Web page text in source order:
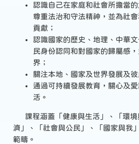
認識自己在家庭和社會所擔當
尊重法治和守法精神，並為社
貢獻；
認識國家的歷史、地理、中華
民身份認同和對國家的歸屬感
界；
關注本地、國家及世界發展及彼
通過可持續發展教育，關心及
活。
課程涵蓋「健康與生活」、「環境
濟」、「社會與公民」、「國家與我
範疇。